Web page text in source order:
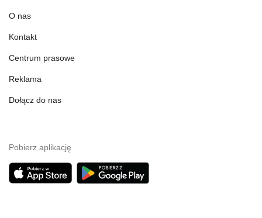
O nas
Kontakt
Centrum prasowe
Reklama
Dołącz do nas
Pobierz aplikację